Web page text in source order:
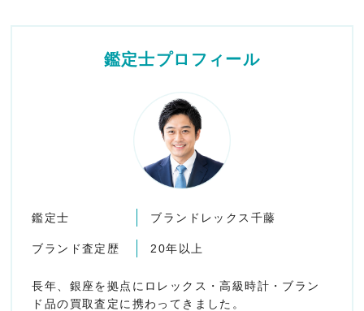
鑑定士プロフィール
鑑定士 ブランドレックス千藤
ブランド査定歴 20年以上
長年、銀座を拠点にロレックス・高級時計・ブラン
ド品の買取査定に携わってきました。